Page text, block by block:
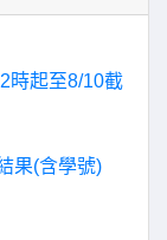
時起至8/10截
果(含學號)